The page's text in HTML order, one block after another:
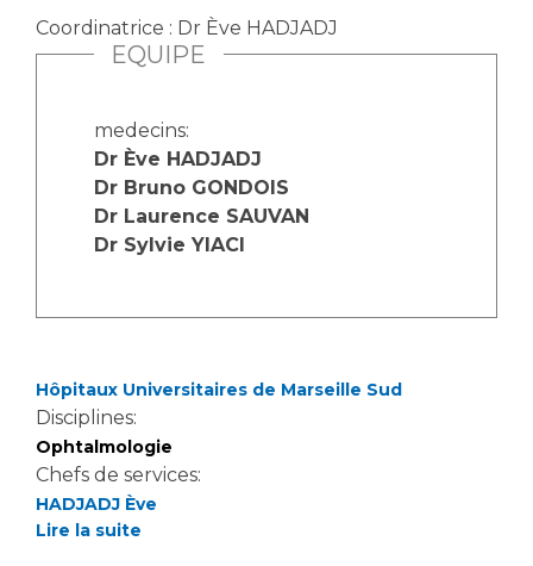
Coordinatrice : Dr Ève HADJADJ
EQUIPE
medecins:
Dr Ève HADJADJ
Dr Bruno GONDOIS
Dr Laurence SAUVAN
Dr Sylvie YIACI
Hôpitaux Universitaires de Marseille Sud
Disciplines:
Ophtalmologie
Chefs de services:
HADJADJ Ève
Lire la suite